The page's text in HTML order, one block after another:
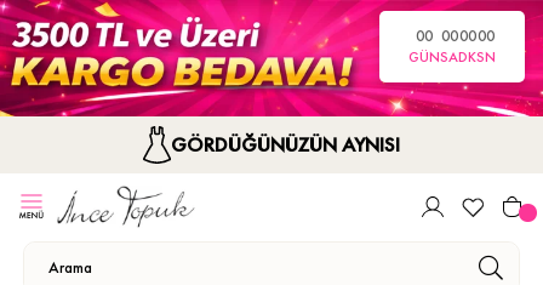
00
GÜN
00
SA
00
DK
00
SN
GÖRDÜĞÜNÜZÜN AYNISI